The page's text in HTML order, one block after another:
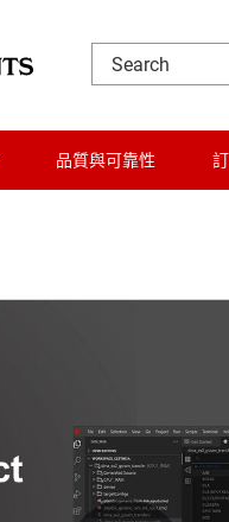
品質與可靠性